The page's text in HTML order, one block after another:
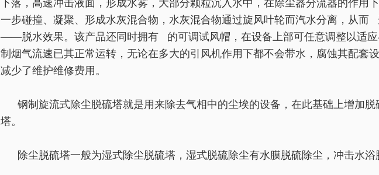
下落，高速冲击液面，形成水雾，大部分颗粒沉入水中，在除尘器分流器的作用
一步碰撞、凝聚、形成水灰混合物，水灰混合物通过旋风叶轮而汽水分离，从
——脱水效果。该产品还同时拥有 的可调试风帽，在设备上部可任意调整以适应
制烟气流速已其正常运转，无论在多大的引风机作用下都不会带水，腐蚀其配套
减少了维护维修费用。
钢制旋流式除尘脱硫塔就是用来除去气相中的尘埃的设备，在此基础上增加
塔。
除尘脱硫塔一般为湿式除尘脱硫塔，湿式脱硫除尘有水膜脱硫除尘，冲击水浴